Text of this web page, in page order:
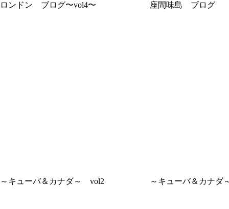
ロンドン ブログ〜vol4〜 座間味島 ブログ
～キューバ＆カナダ～ vol2 ～キューバ＆カナ